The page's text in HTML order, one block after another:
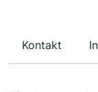
Kontakt